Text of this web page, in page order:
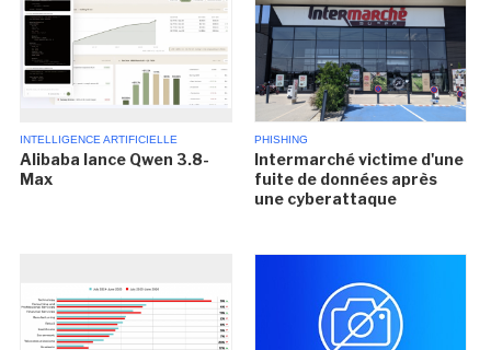
INTELLIGENCE ARTIFICIELLE
Alibaba lance Qwen 3.8-
Max
PHISHING
Intermarché victime d'une
fuite de données après
une cyberattaque